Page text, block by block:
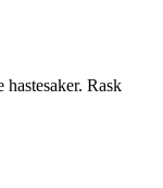
Rask